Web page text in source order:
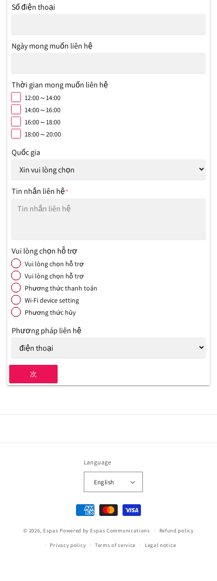
Số điện thoại
Ngày mong muốn liên hệ
Thời gian mong muốn liên hệ
12:00～14:00
14:00～16:00
16:00～18:00
18:00～20:00
Quốc gia
Tin nhắn liên hệ*
Vui lòng chọn hỗ trợ
Vui lòng chọn hỗ trợ
Vui lòng chọn hỗ trợ
Phương thức thanh toán
Wi-Fi device setting
Phương thức hủy
Phương pháp liên hệ
次
Language
English
Payment
methods
© 2026, Espas Powered by Espas Communications Refund policy
Privacy policy Terms of service Legal notice